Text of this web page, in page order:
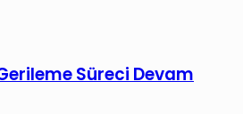
Süreci Devam